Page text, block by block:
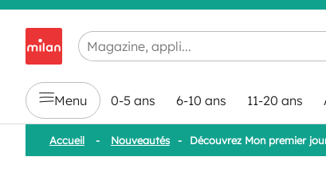
Chargement en cours...
Menu 0-5 ans 6-10 ans 11-20 ans
Accueil - Nouveautés - Découvrez Mon premier